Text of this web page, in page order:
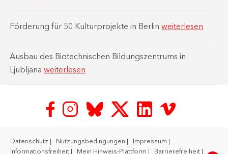
Förderung für 50 Kulturprojekte in Berlinweiterlesen
Ausbau des Biotechnischen Bildungszentrums in
Ljubljanaweiterlesen
Datenschutz Nutzungsbedingungen
Impressum
Informationsfreiheit
Mein Hinweis-Plattform Barrierefreiheit